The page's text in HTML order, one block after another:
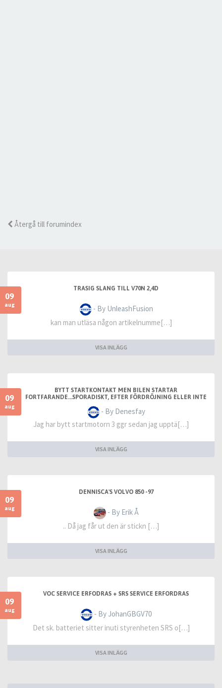
Återgå till forumindex
09
aug
TRASIG SLANG TILL V70N 2,4D
- By UnleashFusion
kan man utläsa någon artikelnumme[…]
VISA INLÄGG
09
aug
BYTT STARTKONTAKT MEN BILEN STARTAR
FORTFARANDE...SPORADISKT, EFTER FÖRDRÖJNING ELLER INTE
- By Denesfay
Jag har bytt startmotorn 3 ggr sedan jag upptä[…]
VISA INLÄGG
09
aug
DENNISCA'S VOLVO 850 -97
- By Erik Å
.. Då jag får ut den är stickn […]
VISA INLÄGG
09
aug
VOC SERVICE ERFODRAS + SRS SERVICE ERFORDRAS
- By JohanGBGV70
Det sk. batteriet sitter inuti styrenheten SRS o[…]
VISA INLÄGG